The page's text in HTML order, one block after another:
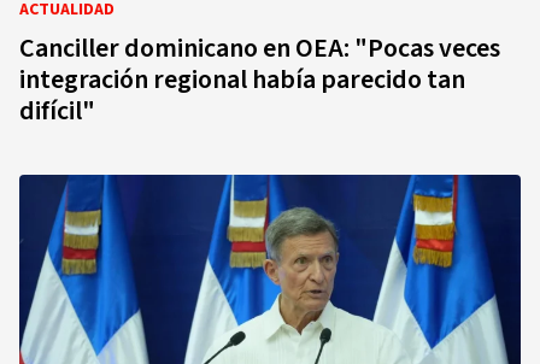
ACTUALIDAD
Canciller dominicano en OEA: "Pocas veces
integración regional había parecido tan
difícil"